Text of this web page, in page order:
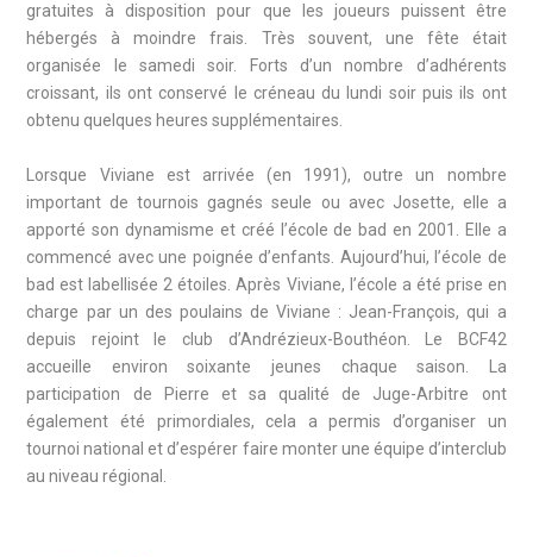
gratuites à disposition pour que les joueurs puissent être
hébergés à moindre frais. Très souvent, une fête était
organisée le samedi soir. Forts d’un nombre d’adhérents
croissant, ils ont conservé le créneau du lundi soir puis ils ont
obtenu quelques heures supplémentaires.
Lorsque Viviane est arrivée (en 1991), outre un nombre
important de tournois gagnés seule ou avec Josette, elle a
apporté son dynamisme et créé l’école de bad en 2001. Elle a
commencé avec une poignée d’enfants. Aujourd’hui, l’école de
bad est labellisée 2 étoiles. Après Viviane, l’école a été prise en
charge par un des poulains de Viviane : Jean-François, qui a
depuis rejoint le club d’Andrézieux-Bouthéon. Le BCF42
accueille environ soixante jeunes chaque saison. La
participation de Pierre et sa qualité de Juge-Arbitre ont
également été primordiales, cela a permis d’organiser un
tournoi national et d’espérer faire monter une équipe d’interclub
au niveau régional.